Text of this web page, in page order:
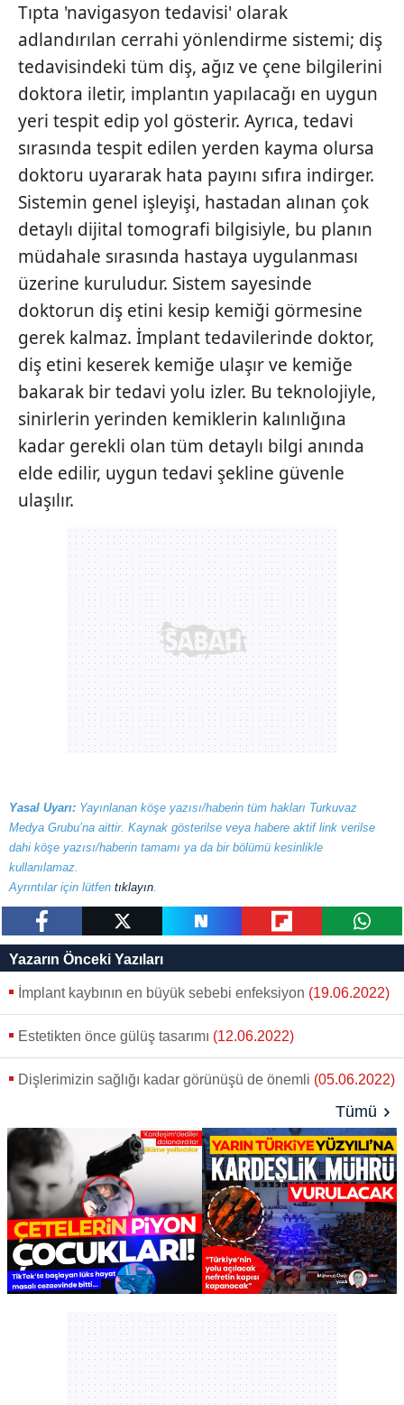
Tıpta 'navigasyon tedavisi' olarak
adlandırılan cerrahi yönlendirme sistemi; diş
tedavisindeki tüm diş, ağız ve çene bilgilerini
doktora iletir, implantın yapılacağı en uygun
yeri tespit edip yol gösterir. Ayrıca, tedavi
sırasında tespit edilen yerden kayma olursa
doktoru uyararak hata payını sıfıra indirger.
Sistemin genel işleyişi, hastadan alınan çok
detaylı dijital tomografi bilgisiyle, bu planın
müdahale sırasında hastaya uygulanması
üzerine kuruludur. Sistem sayesinde
doktorun diş etini kesip kemiği görmesine
gerek kalmaz. İmplant tedavilerinde doktor,
diş etini keserek kemiğe ulaşır ve kemiğe
bakarak bir tedavi yolu izler. Bu teknolojiyle,
sinirlerin yerinden kemiklerin kalınlığına
kadar gerekli olan tüm detaylı bilgi anında
elde edilir, uygun tedavi şekline güvenle
ulaşılır.
Yasal Uyarı: Yayınlanan köşe yazısı/haberin tüm hakları Turkuvaz
Medya Grubu’na aittir. Kaynak gösterilse veya habere aktif link verilse
dahi köşe yazısı/haberin tamamı ya da bir bölümü kesinlikle
kullanılamaz.
Ayrıntılar için lütfen tıklayın.
tweetle
Yazarın Önceki Yazıları
İmplant kaybının en büyük sebebi enfeksiyon (19.06.2022)
Estetikten önce gülüş tasarımı (12.06.2022)
Dişlerimizin sağlığı kadar görünüşü de önemli (05.06.2022)
Tümü